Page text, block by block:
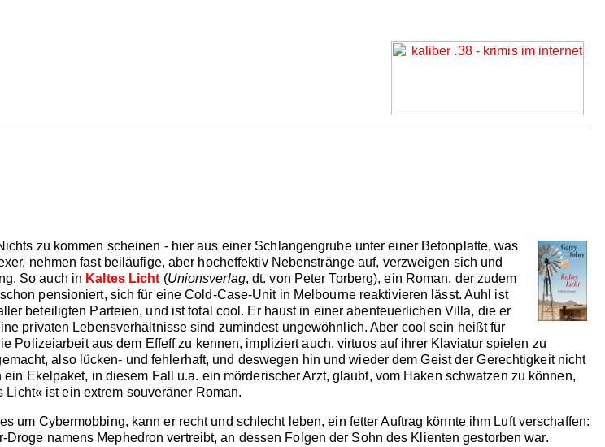
zu kommen scheinen - hier aus einer Schlangengrube unter einer Betonplatte, was
nehmen fast beiläufige, aber hocheffektiv Nebenstränge auf, verzweigen sich und
So auch in Kaltes Licht (Unionsverlag, dt. von Peter Torberg), ein Roman, der zudem
pensioniert, sich für eine Cold-Case-Unit in Melbourne reaktivieren lässt. Auhl ist
beteiligten Parteien, und ist total cool. Er haust in einer abenteuerlichen Villa, die er
privaten Lebensverhältnisse sind zumindest ungewöhnlich. Aber cool sein heißt für
Polizeiarbeit aus dem Effeff zu kennen, impliziert auch, virtuos auf ihrer Klaviatur spielen zu
also lücken- und fehlerhaft, und deswegen hin und wieder dem Geist der Gerechtigkeit nicht
Ekelpaket, in diesem Fall u.a. ein mörderischer Arzt, glaubt, vom Haken schwatzen zu können,
ist ein extrem souveräner Roman.
um Cybermobbing, kann er recht und schlecht leben, ein fetter Auftrag könnte ihm Luft verschaffen:
namens Mephedron vertreibt, an dessen Folgen der Sohn des Klienten gestorben war.